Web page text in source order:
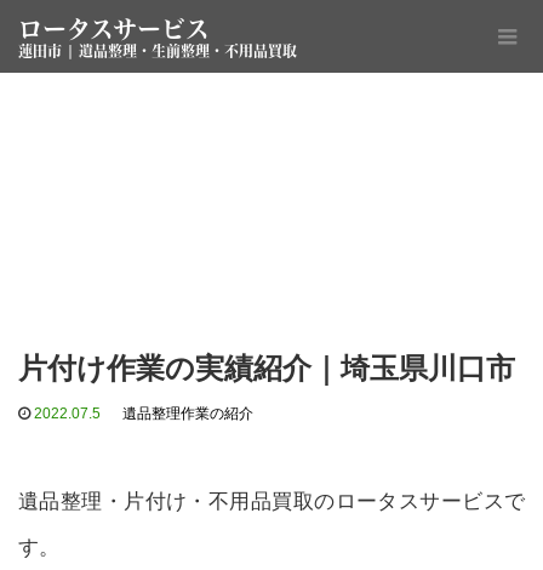
ロータスサービス
蓮田市 | 遺品整理・生前整理・不用品買取
片付け作業の実績紹介｜埼玉県川口市
2022.07.5 遺品整理作業の紹介
遺品整理・片付け・不用品買取のロータスサービスで
す。